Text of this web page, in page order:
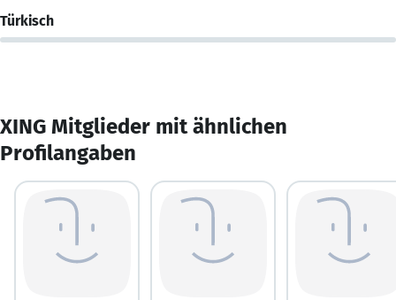
Türkisch
XING Mitglieder mit ähnlichen
Profilangaben